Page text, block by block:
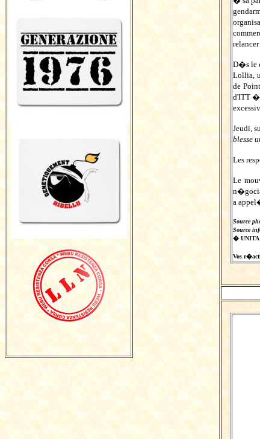
D�s le
Lollia,
de
d'ITT �
Jeudi,
blesse
Les
Le
a
Source
Source
� UNITA
Vos